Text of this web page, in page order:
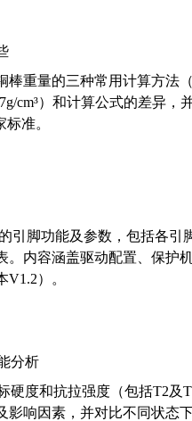
棒重量的三种常用计算方法
cm³）和计算公式的差异
准。
引脚功能及参数，包括各
。内容涵盖驱动配置、保护
）。
分析
硬度和抗拉强度（包括T2及
影响因素，并对比不同状态